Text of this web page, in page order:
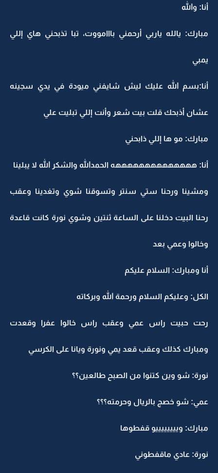
أنا: والله
مبارك: يالله ياربي أرحمني بااامووت، تبا تذبحني هاي إللي
يمبي
أنا:بسم الله عليك ليش شايفني ميودة في يدي سجينه
عشان أذبحك قلت بيت شعر وأنت إللي تبليت علي
مبارك: مو ها إللي ذابحني
أنا: ههههههههههههههه الحمدالله والشكر الله لا يبلينا
ومشينا ورحنا ستي سنتر وتسوقنا شوي وتغدينا وعقب
رحنا البيت دخلنا على الساعة ثنتين وشوي نورة كانت قاعدة
وخالوا وعمي بعد
أنا ومبارك: السلام عليكم
الكل: وعليكم السلام ورحمة الله وبركاته
رحت حبيت راس عمي وعقب راس خالوا عفرا وقعدت
ومبارك كذلك وعقب قعد يمي ونورة ويانا على الكرسي
نورة: شو وين كتنوا من الصبح طالعين؟؟
عمي: شو خصج بالريال وحرمته؟؟؟
مبارك: وييييييييو قفطوها
نورة: عادي ماقفطوني